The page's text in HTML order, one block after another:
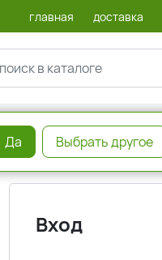
главная доставка
Вход
Да Выбрать другое